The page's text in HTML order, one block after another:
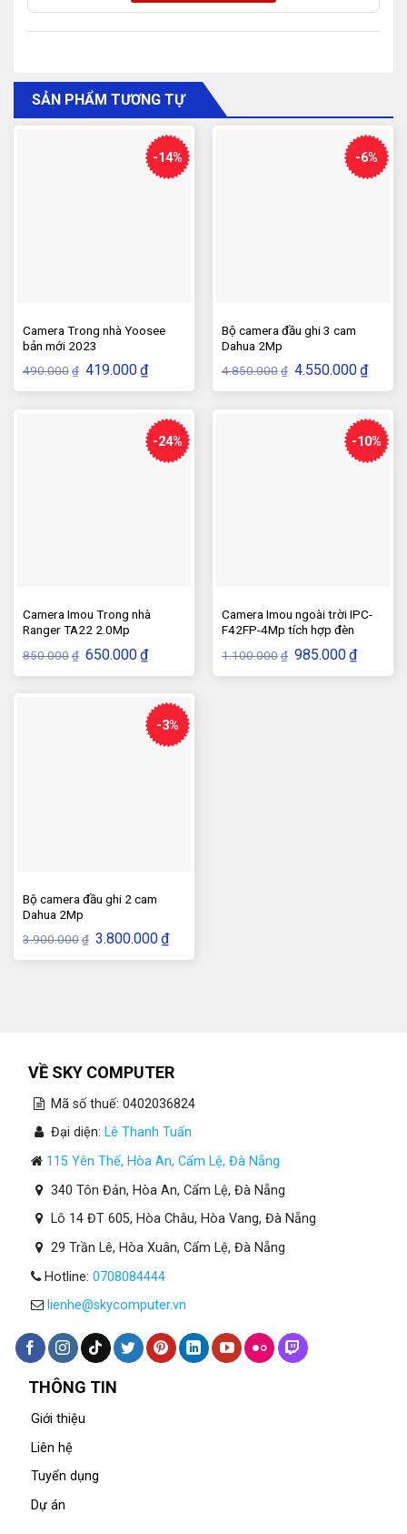
SẢN PHẨM TƯƠNG TỰ
-14%
Camera Trong nhà Yoosee
bản mới 2023
490.000 ₫ Giá
gốc
là:
419.000₫Giá
hiện
tại
419.000₫.
-6%
Bộ camera đầu ghi 3 cam
Dahua 2Mp
4.850.000 ₫ Giá
gốc
là:
4.550.000₫Giá
hiện
tại
-24%
Camera Imou Trong nhà
Ranger TA22 2.0Mp
850.000 ₫ Giá
gốc
là:
650.000₫Giá
hiện
tại
650.000₫.
-10%
Camera Imou ngoài trời IPC-
F42FP-4Mp tích hợp đèn
1.100.000 ₫ Giá
gốc
là:
985.000₫Giá
hiện
tại
-3%
Bộ camera đầu ghi 2 cam
Dahua 2Mp
3.900.000 ₫ Giá
gốc
là:
3.800.000₫Giá
hiện
tại
VỀ SKY COMPUTER
Mã số thuế: 0402036824
Đại diện: Lê Thanh Tuấn
115 Yên Thế, Hòa An, Cẩm Lệ, Đà Nẵng
340 Tôn Đản, Hòa An, Cẩm Lệ, Đà Nẵng
Lô 14 ĐT 605, Hòa Châu, Hòa Vang, Đà Nẵng
29 Trần Lê, Hòa Xuân, Cẩm Lệ, Đà Nẵng
Hotline: 0708084444
lienhe@skycomputer.vn
THÔNG TIN
Giới thiệu
Liên hệ
Tuyển dụng
Dự án